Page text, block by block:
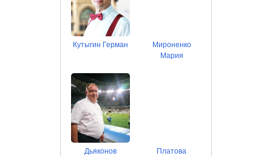
Кутыгин Герман
Мироненко
Мария
Дьяконов
Платова